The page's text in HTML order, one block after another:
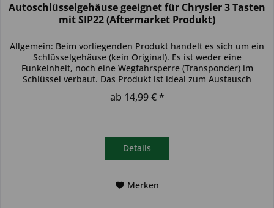
Autoschlüsselgehäuse geeignet für Chrysler 3 Tasten
mit SIP22 (Aftermarket Produkt)
Allgemein: Beim vorliegenden Produkt handelt es sich um ein
Schlüsselgehäuse (kein Original). Es ist weder eine
Funkeinheit, noch eine Wegfahrsperre (Transponder) im
Schlüssel verbaut. Das Produkt ist ideal zum Austausch
beschädigter...
ab 14,99 € *
Details
Merken